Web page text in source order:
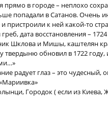
прямо в городе – неплохо
попадали в Сатанов. Очень
пристроили к ней какой-то
дата восстановления –
Шклова и Мишы, каштелян
твердыню обновил в 1722
радует глаз – это чудесный,
Городок ( если из Киева,